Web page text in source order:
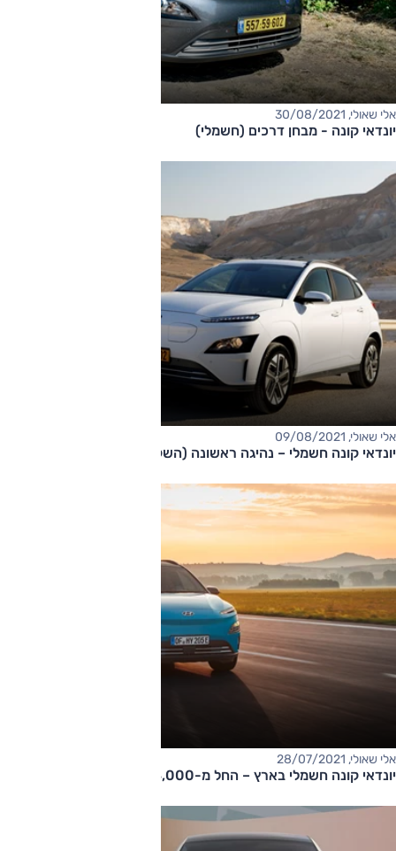
אלי שאולי, 30/08/2021
יונדאי קונה - מבחן דרכים (חשמלי)
אלי שאולי, 09/08/2021
יונדאי קונה חשמלי – נהיגה ראשונה (השקה מקומית)
אלי שאולי, 28/07/2021
יונדאי קונה חשמלי בארץ – החל מ-143,000 שקלים